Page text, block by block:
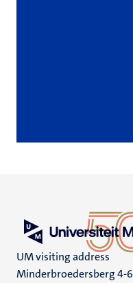
UM visiting address
Minderbroedersberg 4-6